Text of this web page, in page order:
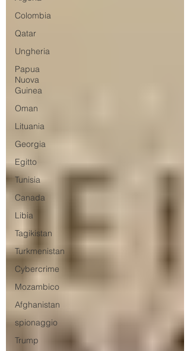
Colombia
Qatar
Ungheria
Papua
Nuova
Guinea
Oman
Lituania
Georgia
Egitto
Tunisia
Canada
Libia
Tagikistan
Turkmenistan
Cybercrime
Mozambico
Afghanistan
spionaggio
Trump